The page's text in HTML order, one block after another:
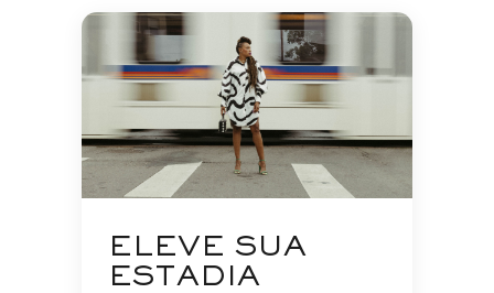
ELEVE SUA
ESTADIA